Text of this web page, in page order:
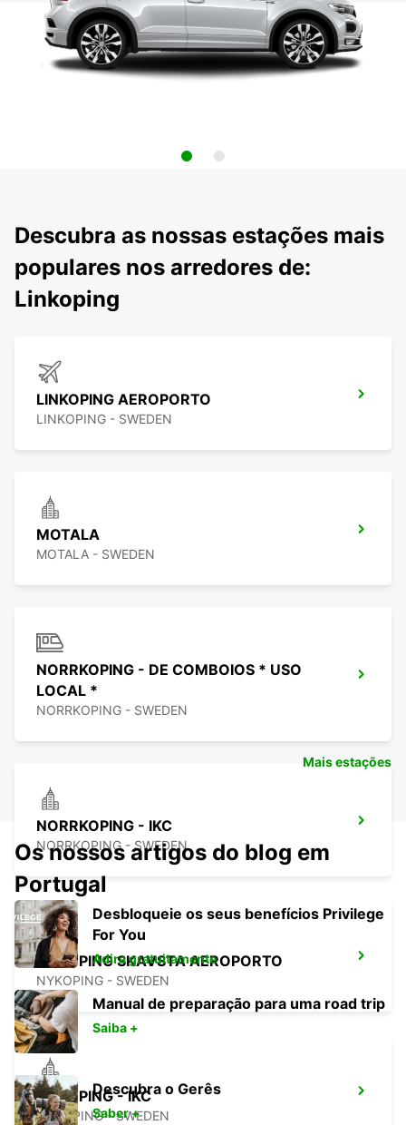
Descubra as nossas estações mais
populares nos arredores de:
Linkoping
LINKOPING AEROPORTO
LINKOPING - SWEDEN
MOTALA
MOTALA - SWEDEN
NORRKOPING - DE COMBOIOS * USO
LOCAL *
NORRKOPING - SWEDEN
NORRKOPING - IKC
NORRKOPING - SWEDEN
NYKOPING SKAVSTA AEROPORTO
NYKOPING - SWEDEN
NYKOPING - IKC
NYKOPING - SWEDEN
Mais estações
Os nossos artigos do blog em
Portugal
Desbloqueie os seus benefícios Privilege
For You
Adira gratuitamente
Manual de preparação para uma road trip
Saiba +
Descubra o Gerês
Saber +